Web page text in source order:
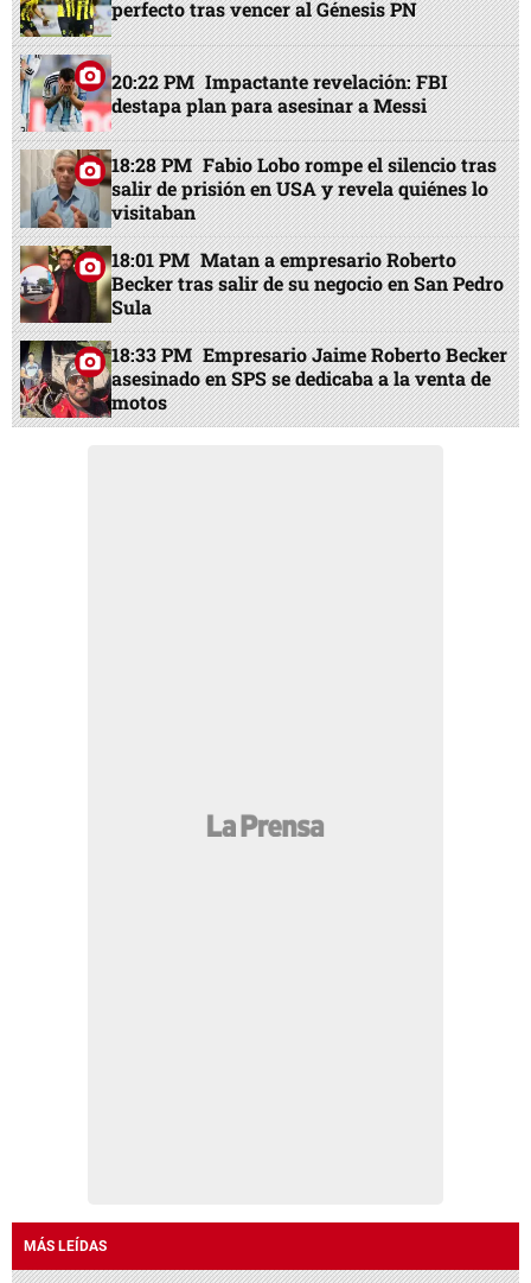
perfecto tras vencer al Génesis PN
20:22 PM Impactante revelación: FBI
destapa plan para asesinar a Messi
18:28 PM Fabio Lobo rompe el silencio tras
salir de prisión en USA y revela quiénes lo
visitaban
18:01 PM Matan a empresario Roberto
Becker tras salir de su negocio en San Pedro
Sula
18:33 PM Empresario Jaime Roberto Becker
asesinado en SPS se dedicaba a la venta de
motos
MÁS LEÍDAS